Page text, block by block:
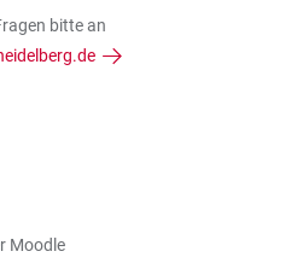
bitte an
Moodle